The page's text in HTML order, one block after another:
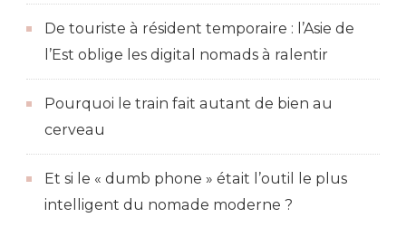
De touriste à résident temporaire : l’Asie de
l’Est oblige les digital nomads à ralentir
Pourquoi le train fait autant de bien au
cerveau
Et si le « dumb phone » était l’outil le plus
intelligent du nomade moderne ?